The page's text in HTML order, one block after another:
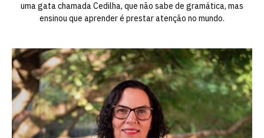
uma gata chamada Cedilha, que não sabe de gramática, mas
ensinou que aprender é prestar atenção no mundo.